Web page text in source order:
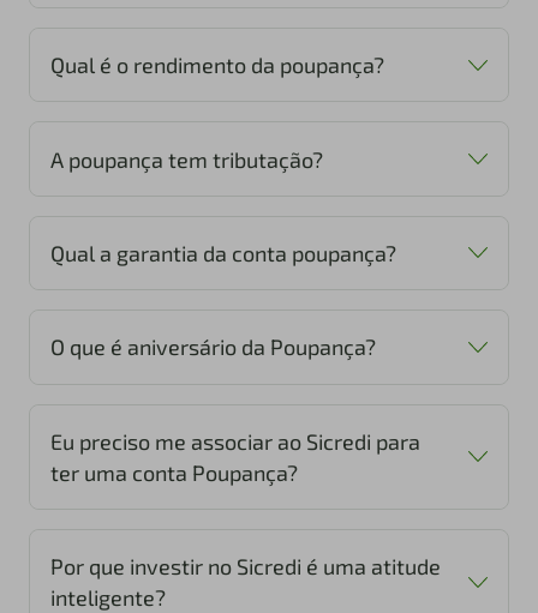
Qual é o rendimento da poupança?
Referencial (TR).
a poupança rende 70% da taxa Selic ao ano
A poupança tem tributação?
Qual a garantia da conta poupança?
O que é aniversário da Poupança?
Eu preciso me associar ao Sicredi para
ter uma conta Poupança?
Por que investir no Sicredi é uma atitude
inteligente?